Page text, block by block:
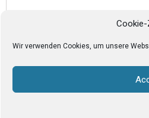
Wir verwenden Cookies, um unsere
Die Vorträge werden
französischer
Übersetzung.